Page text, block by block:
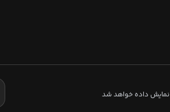
نمایش داده خواهد شد